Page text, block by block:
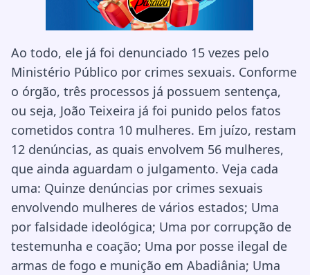
Ao todo, ele já foi denunciado 15 vezes pelo
Ministério Público por crimes sexuais. Conforme
o órgão, três processos já possuem sentença,
ou seja, João Teixeira já foi punido pelos fatos
cometidos contra 10 mulheres. Em juízo, restam
12 denúncias, as quais envolvem 56 mulheres,
que ainda aguardam o julgamento. Veja cada
uma: Quinze denúncias por crimes sexuais
envolvendo mulheres de vários estados; Uma
por falsidade ideológica; Uma por corrupção de
testemunha e coação; Uma por posse ilegal de
armas de fogo e munição em Abadiânia; Uma